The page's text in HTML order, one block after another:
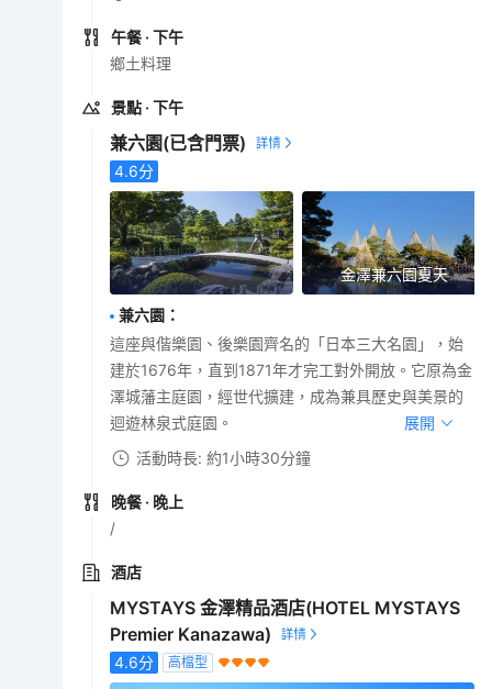
午餐 · 下午
鄉土料理
景點 · 下午
兼六園(已含門票)
4.6分
金澤兼六園夏天
兼六園 ：
這座與偕樂園、後樂園齊名的「日本三大名園」，始
建於1676年，直到1871年才完工對外開放。它原為金
澤城藩主庭園，經世代擴建，成為兼具歷史與美景的
迴遊林泉式庭園。
展開
活動時長: 約1小時30分鐘
晚餐 · 晚上
/
酒店
MYSTAYS 金澤精品酒店(HOTEL MYSTAYS
Premier Kanazawa)
4.6分 高檔型